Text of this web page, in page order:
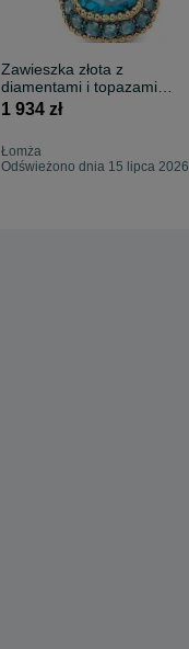
Zawieszka złota z
diamentami i topazami
Verona 15159T
1 934 zł
Łomża
Odświeżono dnia 15 lipca 2026